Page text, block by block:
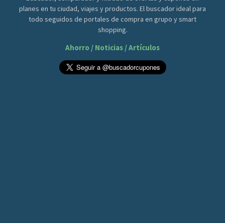
planes en tu ciudad, viajes y productos. El buscador ideal para
todo seguidos de portales de compra en grupo y smart
shopping.
Ahorro / Noticias / Artículos